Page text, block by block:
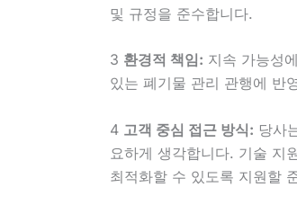
및 규정을 준수합니다.
3 환경적 책임: 지속 가능성
있는 폐기물 관리 관행에 반
4 고객 중심 접근 방식: 당사
요하게 생각합니다. 기술 지
최적화할 수 있도록 지원할